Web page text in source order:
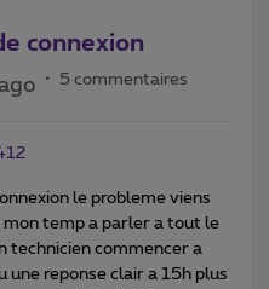
connexion
5 commentaires
le probleme viens
mon temp a parler a tout le
technicien commencer a
reponse clair a 15h plus